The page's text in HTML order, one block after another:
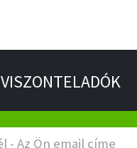
VISZONTELADÓK